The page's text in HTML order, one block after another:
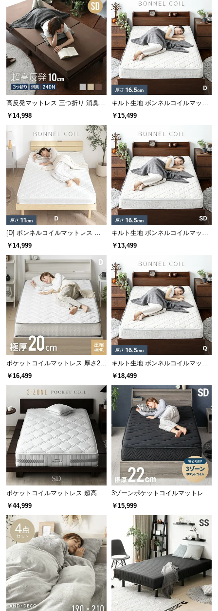
お
ら
せ
ブ
ロ
企
報
デンマー
ク デザイ
ン ワーク
デスク
¥10,99
8
デンマー
ク デザイ
ン マルチ
キャビネ
ット
¥26,99
9
デンマー
ク デザイ
ン マルチ
チェスト
¥26,99
9
デンマー
ク デザイ
ン マルチ
チェスト
¥19,99
9
デンマーク家具シリーズをもっと見る
アクセントをつけるモールディング装飾
ヘッドとフットボード部分のモールディング装飾が
アクセントをつけ、クラシック調やアンティーク調
のお部屋に仕上げます。
ゆったり寛げるハイタイプのヘッドボード
高さのあるヘッドボードは、読書やテレビを見ると
きに楽な姿勢でゆったりと寛ぐことができます。
省スペースで置けるセミシングルサイズ
高反発マットレス 三つ折り 消臭
高密度ハード 厚さ10cm SD
￥14,998
キルト生地 ボンネルコイルマット
レス D
￥15,499
[D] ボンネルコイルマットレス 厚
さ11cm
￥14,999
キルト生地 ボンネルコイルマット
レス SD
￥13,499
ポケットコイルマットレス 厚さ20
cm D
￥16,499
キルト生地 ボンネルコイルマット
レス Q
￥18,499
ポケットコイルマットレス 超高密
度3ゾーン 硬め 厚さ24cm SD
￥44,999
3ゾーンポケットコイルマットレス
厚さ22cm SD ブラック
￥15,999